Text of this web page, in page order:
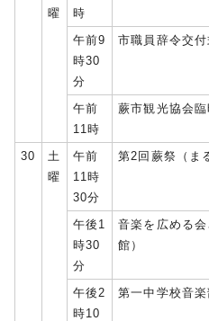
曜
時
午前9
時30
分
市職員辞令交付
午前
11時
蕨市観光協会臨
30
土
曜
午前
11時
30分
第2回蕨祭（ま
午後1
時30
分
音楽を広める
館）
午後2
時10
第一中学校音